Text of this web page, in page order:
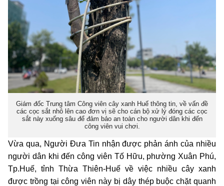
Giám đốc Trung tâm Công viên cây xanh Huế thông tin, về vấn đề
các cọc sắt nhô lên cao đơn vị sẽ cho cán bộ xử lý đóng các cọc
sắt này xuống sâu để đảm bảo an toàn cho người dân khi đến
công viên vui chơi.
Vừa qua, Người Đưa Tin nhận được phản ánh của nhiều
người dân khi đến công viên Tố Hữu, phường Xuân Phú,
Tp.Huế, tỉnh Thừa Thiên-Huế về việc nhiều cây xanh
được trồng tại công viên này bị dây thép buộc chặt quanh